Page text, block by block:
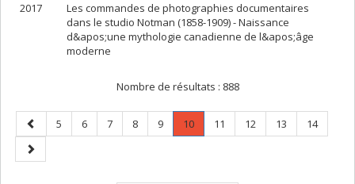
2017
Les commandes de photographies documentaires
dans le studio Notman (1858-1909) - Naissance
d&apos;une mythologie canadienne de l&apos;âge
moderne
Nombre de résultats : 888
Page
précédente
Page
5 Page
6 Page
7 Page
8 Page
9 Page
10.
Page
Page
11 Page
12 Page
13 Page
14
Page
suivante